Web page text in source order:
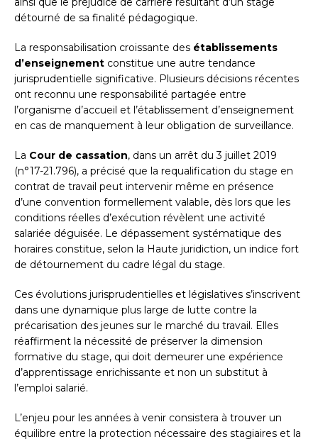
détourné de sa finalité pédagogique.
La responsabilisation croissante des établissements
d’enseignement constitue une autre tendance
jurisprudentielle significative. Plusieurs décisions récentes
ont reconnu une responsabilité partagée entre
l’organisme d’accueil et l’établissement d’enseignement
en cas de manquement à leur obligation de surveillance.
La Cour de cassation, dans un arrêt du 3 juillet 2019
(n°17-21.796), a précisé que la requalification du stage en
contrat de travail peut intervenir même en présence
d’une convention formellement valable, dès lors que les
conditions réelles d’exécution révèlent une activité
salariée déguisée. Le dépassement systématique des
horaires constitue, selon la Haute juridiction, un indice fort
de détournement du cadre légal du stage.
Ces évolutions jurisprudentielles et législatives s’inscrivent
dans une dynamique plus large de lutte contre la
précarisation des jeunes sur le marché du travail. Elles
réaffirment la nécessité de préserver la dimension
formative du stage, qui doit demeurer une expérience
d’apprentissage enrichissante et non un substitut à
l’emploi salarié.
L’enjeu pour les années à venir consistera à trouver un
équilibre entre la protection nécessaire des stagiaires et la